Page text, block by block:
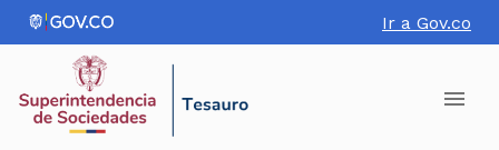
Ir a Gov.co